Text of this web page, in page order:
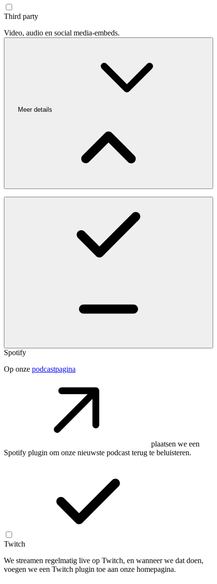
Third party
Video, audio en social media-embeds.
Meer details
Spotify
Op onze podcastpagina
plaatsen we een
Spotify plugin om onze nieuwste podcast terug te beluisteren.
Twitch
We streamen regelmatig live op Twitch, en wanneer we dat doen,
voegen we een Twitch plugin toe aan onze homepagina.